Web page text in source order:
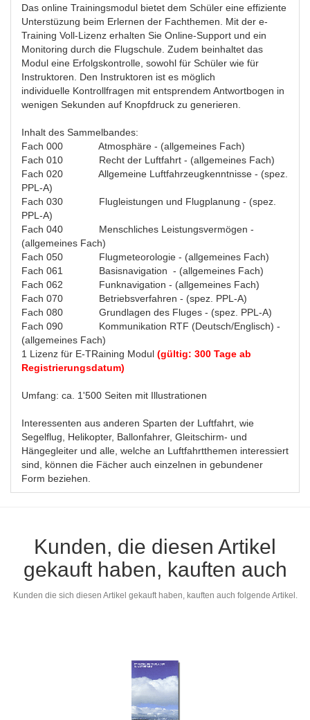
Das online Trainingsmodul bietet dem Schüler eine effiziente
Unterstüzung beim Erlernen der Fachthemen. Mit der e-
Training Voll-Lizenz erhalten Sie Online-Support und ein
Monitoring durch die Flugschule. Zudem beinhaltet das
Modul eine Erfolgskontrolle, sowohl für Schüler wie für
Instruktoren. Den Instruktoren ist es möglich
individuelle Kontrollfragen mit entsprendem Antwortbogen in
wenigen Sekunden auf Knopfdruck zu generieren.
Inhalt des Sammelbandes:
Fach 000 Atmosphäre - (allgemeines Fach)
Fach 010 Recht der Luftfahrt - (allgemeines Fach)
Fach 020 Allgemeine Luftfahrzeugkenntnisse - (spez.
PPL-A)
Fach 030 Flugleistungen und Flugplanung - (spez.
PPL-A)
Fach 040 Menschliches Leistungsvermögen -
(allgemeines Fach)
Fach 050 Flugmeteorologie - (allgemeines Fach)
Fach 061 Basisnavigation - (allgemeines Fach)
Fach 062 Funknavigation - (allgemeines Fach)
Fach 070 Betriebsverfahren - (spez. PPL-A)
Fach 080 Grundlagen des Fluges - (spez. PPL-A)
Fach 090 Kommunikation RTF (Deutsch/Englisch) -
(allgemeines Fach)
1 Lizenz für E-TRaining Modul (gültig: 300 Tage ab
Registrierungsdatum)
Umfang: ca. 1'500 Seiten mit Illustrationen
Interessenten aus anderen Sparten der Luftfahrt, wie
Segelflug, Helikopter, Ballonfahrer, Gleitschirm- und
Hängegleiter und alle, welche an Luftfahrtthemen interessiert
sind, können die Fächer auch einzelnen in gebundener
Form beziehen.
Kunden, die diesen Artikel
gekauft haben, kauften auch
Kunden die sich diesen Artikel gekauft haben, kauften auch folgende Artikel.